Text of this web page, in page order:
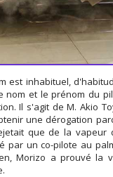
est inhabituel,
nom et le prénom du
Il s'agit de M. Akio
une dérogation
que de la vapeur
par un co-pilote au
Morizo a prouvé la